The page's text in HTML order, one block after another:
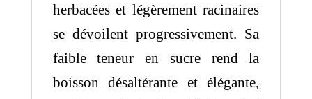
herbacées et légèrement racinaires
se dévoilent progressivement. Sa
faible teneur en sucre rend la
boisson désaltérante et élégante,